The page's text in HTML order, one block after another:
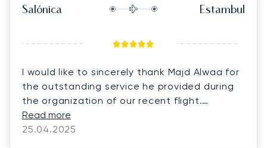
Salónica Estambul
I would like to sincerely thank Majd Alwaa for
the outstanding service he provided during
the organization of our recent flight.
Everything was arranged perfectly, with
great attention to detail, punctuality, and
Read more
25.04.2025